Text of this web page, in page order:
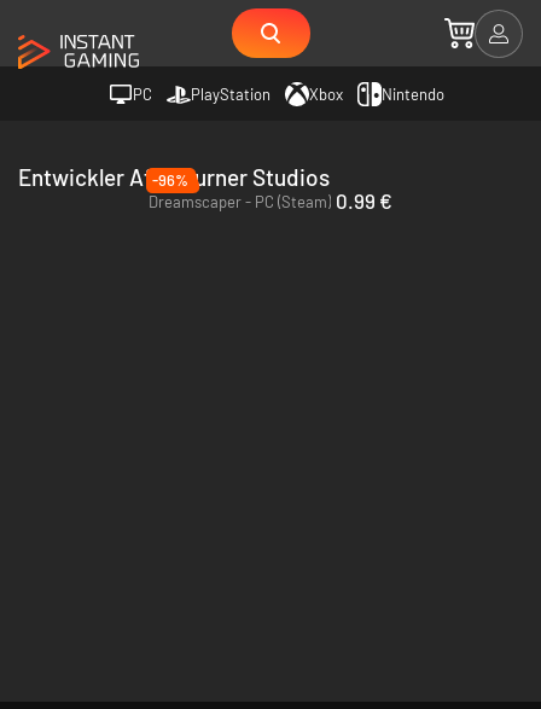
PC PlayStation Xbox Nintendo
Entwickler Afterburner Studios
-96%
Dreamscaper - PC (Steam) 0.99 €